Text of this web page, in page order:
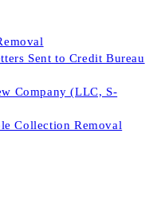
Sent to Credit Bureau
Company (LLC, S-
Collection Removal